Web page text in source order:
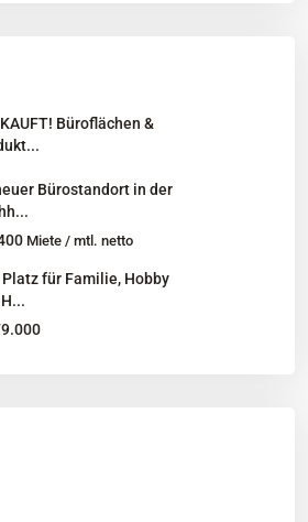
Büroflächen &
Bürostandort in der
Miete / mtl. netto
für Familie, Hobby
Alle Rechte vorbehalten.